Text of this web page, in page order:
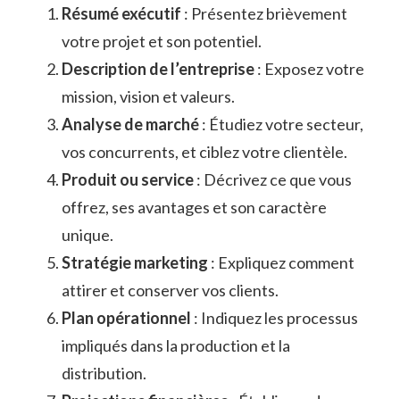
Résumé exécutif : Présentez brièvement
votre projet et son potentiel.
Description de l’entreprise: Exposez votre
mission, vision et valeurs.
Analyse de marché: Étudiez votre secteur,
vos concurrents, et ciblez votre clientèle.
Produit ou service: Décrivez ce que vous
offrez, ses avantages et son caractère
unique.
Stratégie marketing : Expliquez comment
attirer et conserver vos clients.
Plan opérationnel : Indiquez les processus
impliqués dans la production et la
distribution.